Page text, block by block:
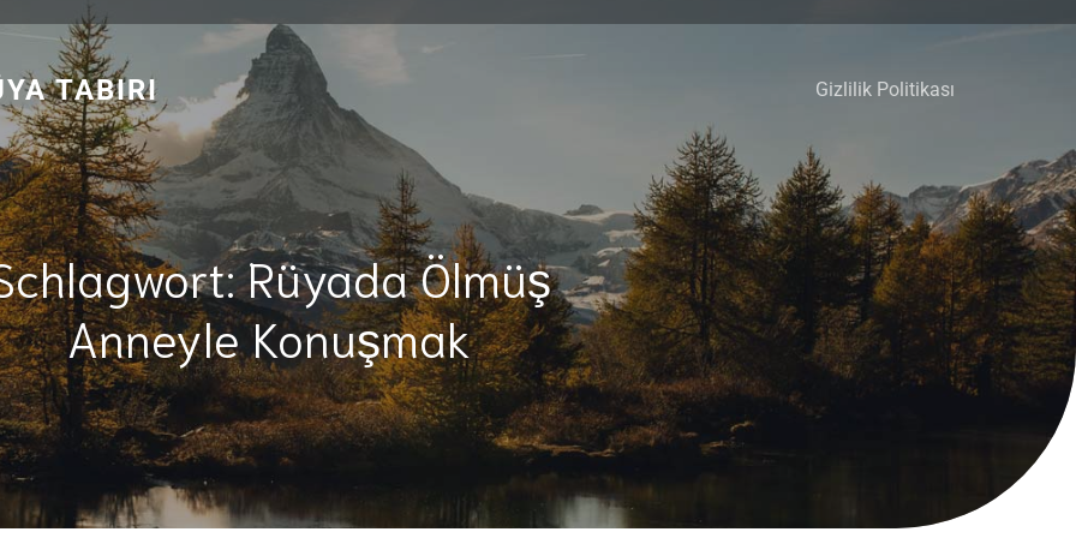
TABIRI Gizlilik Politikası
Rüyada Ölmüş
Anneyle Konuşmak